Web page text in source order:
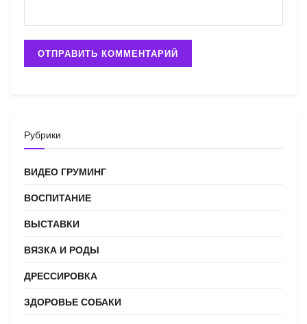
Рубрики
ВИДЕО ГРУМИНГ
ВОСПИТАНИЕ
ВЫСТАВКИ
ВЯЗКА И РОДЫ
ДРЕССИРОВКА
ЗДОРОВЬЕ СОБАКИ